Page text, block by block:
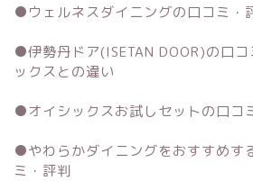
●ウェルネスダイニングの口コミ・
●伊勢丹ドア(ISETAN DOOR)の口
ックスとの違い
●オイシックスお試しセットの口コ
●やわらかダイニングをおすすめす
ミ・評判